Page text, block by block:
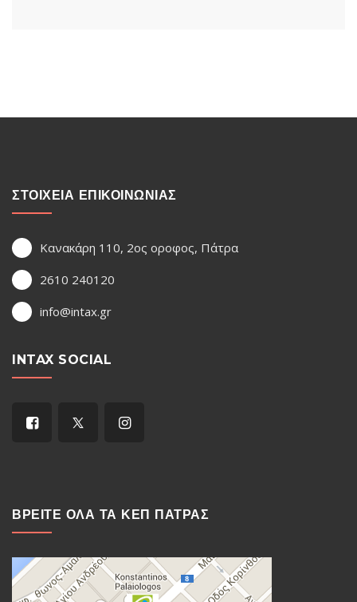
ΣΤΟΙΧΕΙΑ ΕΠΙΚΟΙΝΩΝΙΑΣ
Κανακάρη 110, 2ος οροφος, Πάτρα
2610 240120
info@intax.gr
INTAX SOCIAL
ΒΡΕΙΤΕ ΟΛΑ ΤΑ ΚΕΠ ΠΑΤΡΑΣ